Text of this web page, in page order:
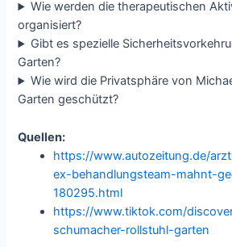
Wie werden die therapeutischen
organisiert?
Gibt es spezielle
Garten?
Wie wird die Privatsphäre von
Garten geschützt?
Quellen:
https://www.autozeitung.de/
ex-behandlungsteam-mahnt-
180295.html
https://www.tiktok.com/
schumacher-rollstuhl-garten